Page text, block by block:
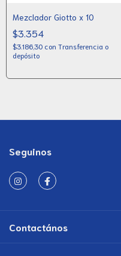
Mezclador Giotto x 10
$3.354
$3.186,30 con Transferencia o
depósito
Seguinos
Contactános